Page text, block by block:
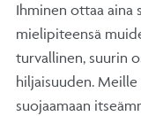
Ihminen ottaa aina
mielipiteensä
turvallinen, suurin
hiljaisuuden.
suojaamaan